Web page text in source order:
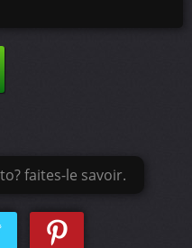
faites-le savoir.